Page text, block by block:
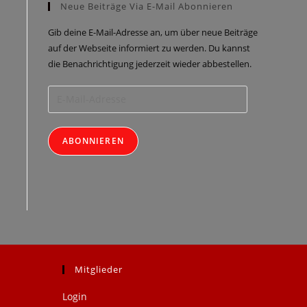
Neue Beiträge Via E-Mail Abonnieren
Gib deine E-Mail-Adresse an, um über neue Beiträge
auf der Webseite informiert zu werden. Du kannst
die Benachrichtigung jederzeit wieder abbestellen.
ABONNIEREN
Mitglieder
Login